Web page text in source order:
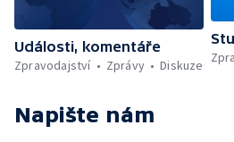
Události, komentáře
Zpravodajství
Zprávy Diskuze
Napište nám